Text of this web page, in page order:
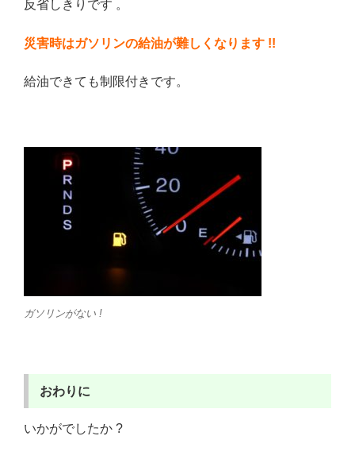
反省しきりです 。
災害時はガソリンの給油が難しくなります !!
給油できても制限付きです。
ガソリンがない !
おわりに
いかがでしたか ?